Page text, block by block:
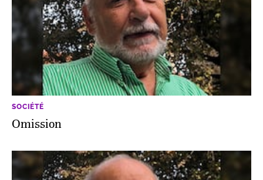
SOCIÉTÉ
Omission